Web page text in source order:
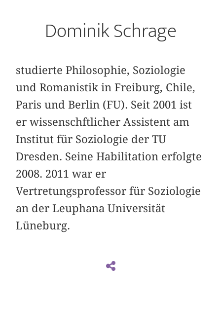
Dominik Schrage
studierte Philosophie, Soziologie
und Romanistik in Freiburg, Chile,
Paris und Berlin (FU). Seit 2001 ist
er wissenschftlicher Assistent am
Institut für Soziologie der TU
Dresden. Seine Habilitation erfolgte
2008. 2011 war er
Vertretungsprofessor für Soziologie
an der Leuphana Universität
Lüneburg.